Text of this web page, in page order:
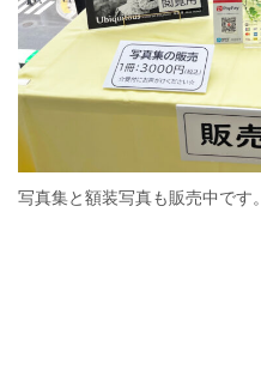
写真集と額装写真も販売中です。